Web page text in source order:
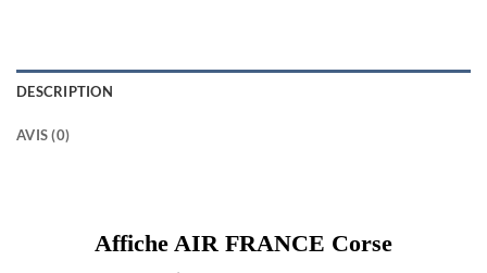
DESCRIPTION
AVIS (0)
Affiche AIR FRANCE Corse